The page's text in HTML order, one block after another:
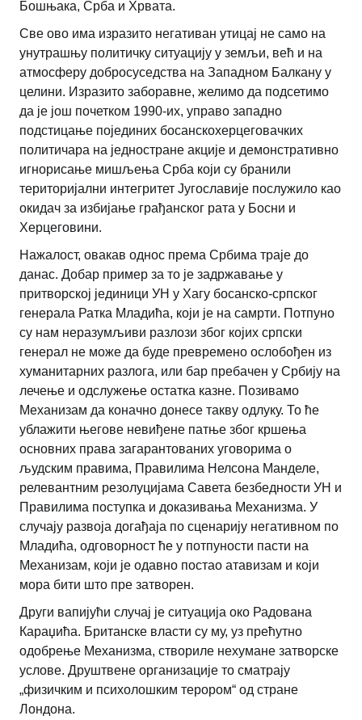
Бошњака, Срба и Хрвата.
Све ово има изразито негативан утицај не само на
унутрашњу политичку ситуацију у земљи, већ и на
атмосферу добросуседства на Западном Балкану у
целини. Изразито заборавне, желимо да подсетимо
да је још почетком 1990-их, управо западно
подстицање појединих босанскохерцеговачких
политичара на једностране акције и демонстративно
игнорисање мишљења Срба који су бранили
територијални интегритет Југославије послужило као
окидач за избијање грађанског рата у Босни и
Херцеговини.
Нажалост, овакав однос према Србима траје до
данас. Добар пример за то је задржавање у
притворској јединици УН у Хагу босанско-српског
генерала Ратка Младића, који је на самрти. Потпуно
су нам неразумљиви разлози због којих српски
генерал не може да буде превремено ослобођен из
хуманитарних разлога, или бар пребачен у Србију на
лечење и одслужење остатка казне. Позивамо
Механизам да коначно донесе такву одлуку. То ће
ублажити његове невиђене патње због кршења
основних права загарантованих уговорима о
људским правима, Правилима Нелсона Манделе,
релевантним резолуцијама Савета безбедности УН и
Правилима поступка и доказивања Механизма. У
случају развоја догађаја по сценарију негативном по
Младића, одговорност ће у потпуности пасти на
Механизам, који је одавно постао атавизам и који
мора бити што пре затворен.
Други вапијући случај је ситуација око Радована
Караџића. Британске власти су му, уз прећутно
одобрење Механизма, створиле нехумане затворске
услове. Друштвене организације то сматрају
„физичким и психолошким терором“ од стране
Лондона.